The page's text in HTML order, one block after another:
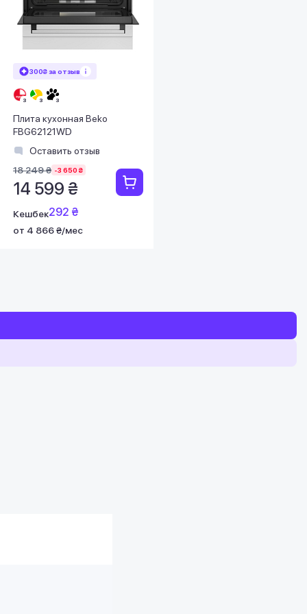
300₴ за отзыв
Плита кухонная Beko
FBG62121WD
Оставить отзыв
18 249 ₴ -3 650 ₴
14 599 ₴
Кешбек292 ₴
от 4 866 ₴/мес